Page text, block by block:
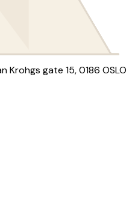
Krohgs gate 15, 0186 OSLO